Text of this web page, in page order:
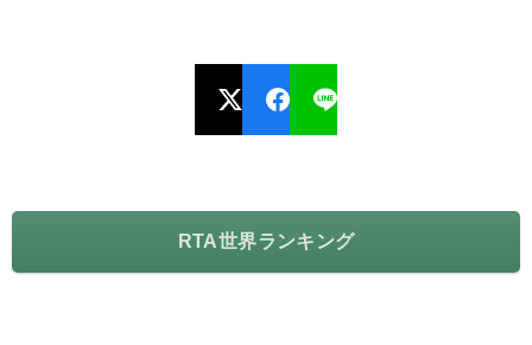
RTA世界ランキング